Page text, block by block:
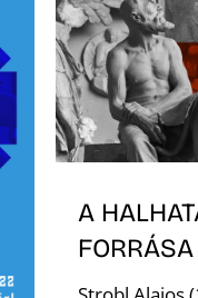
A
FORRÁSA